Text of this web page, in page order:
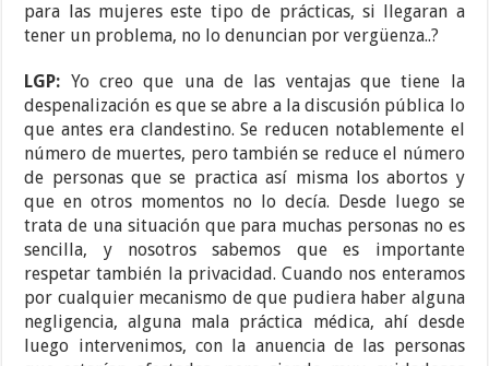
para las mujeres este tipo de prácticas, si llegaran a
tener un problema, no lo denuncian por vergüenza..?
LGP: Yo creo que una de las ventajas que tiene la
despenalización es que se abre a la discusión pública lo
que antes era clandestino. Se reducen notablemente el
número de muertes, pero también se reduce el número
de personas que se practica así misma los abortos y
que en otros momentos no lo decía. Desde luego se
trata de una situación que para muchas personas no es
sencilla, y nosotros sabemos que es importante
respetar también la privacidad. Cuando nos enteramos
por cualquier mecanismo de que pudiera haber alguna
negligencia, alguna mala práctica médica, ahí desde
luego intervenimos, con la anuencia de las personas